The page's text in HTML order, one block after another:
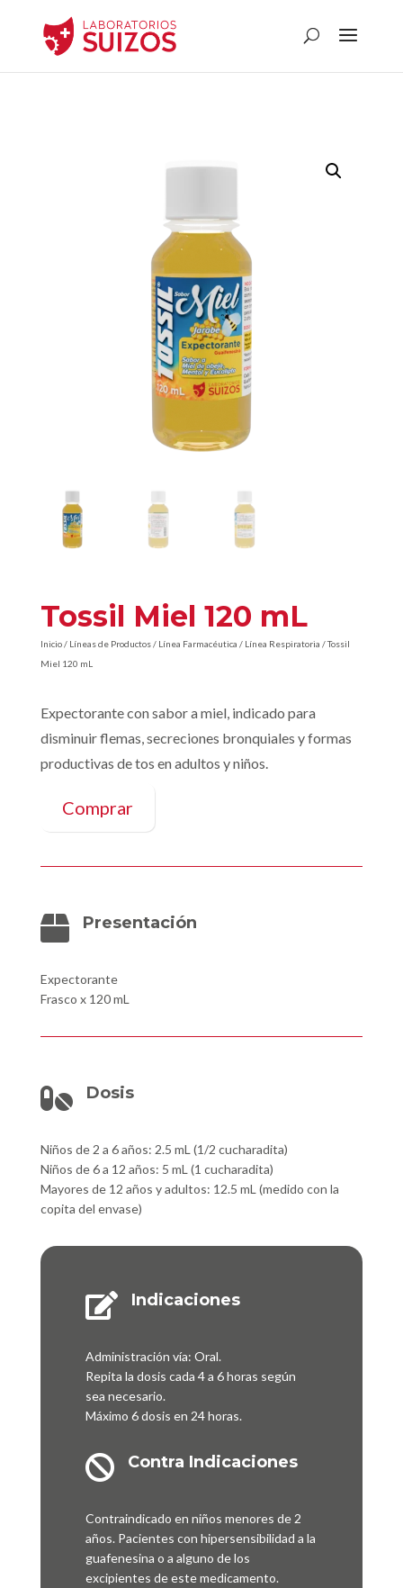
Tossil Miel 120 mL
Inicio/ Líneas de Productos/ Línea Farmacéutica / Línea Respiratoria / Tossil
Miel 120 mL
Expectorante con sabor a miel, indicado para
disminuir flemas, secreciones bronquiales y formas
productivas de tos en adultos y niños.
Comprar
 Presentación
Expectorante
Frasco x 120 mL
 Dosis
Niños de 2 a 6 años: 2.5 mL (1/2 cucharadita)
Niños de 6 a 12 años: 5 mL (1 cucharadita)
Mayores de 12 años y adultos: 12.5 mL (medido con la
copita del envase)
 Indicaciones
Administración vía: Oral.
Repita la dosis cada 4 a 6 horas según
sea necesario.
Máximo 6 dosis en 24 horas.
 Contra Indicaciones
Contraindicado en niños menores de 2
años. Pacientes con hipersensibilidad a la
guafenesina o a alguno de los
excipientes de este medicamento.